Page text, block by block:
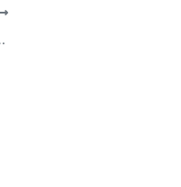
de los "10 más buscados"